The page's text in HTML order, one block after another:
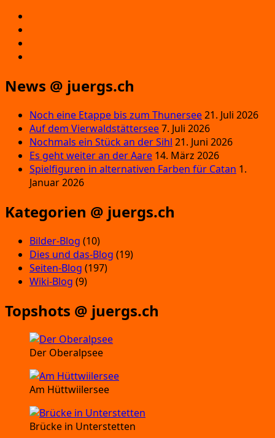
News @ juergs.ch
Noch eine Etappe bis zum Thunersee21. Juli 2026
Auf dem Vierwaldstättersee7. Juli 2026
Nochmals ein Stück an der Sihl 21. Juni 2026
Es geht weiter an der Aare 14. März 2026
Spielfiguren in alternativen Farben für Catan 1.
Januar 2026
Kategorien @ juergs.ch
Bilder-Blog (10)
Dies und das-Blog (19)
Seiten-Blog (197)
Wiki-Blog (9)
Topshots @ juergs.ch
Der Oberalpsee
Am Hüttwiilersee
Brücke in Unterstetten